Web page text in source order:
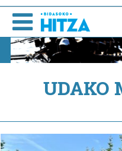
UDAKO